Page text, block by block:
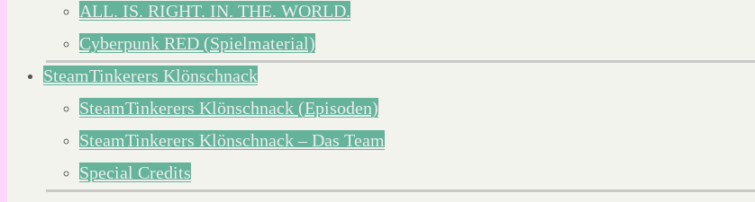
ALL. IS. RIGHT. IN. THE. WORLD.
Cyberpunk RED (Spielmaterial)
SteamTinkerers Klönschnack
SteamTinkerers Klönschnack (Episoden)
SteamTinkerers Klönschnack – Das Team
Special Credits